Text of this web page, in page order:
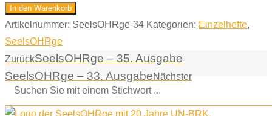
In den Warenkorb
Artikelnummer: SeelsOHRge-34 Kategorien: Einzelhefte,
SeelsOHRge
ZurückSeelsOHRge – 35. Ausgabe
SeelsOHRge – 33. AusgabeNächster